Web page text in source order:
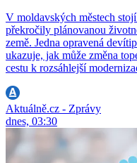
V moldavských městech
překročily plánovanou
země. Jedna opravená
ukazuje, jak může změna
cestu k rozsáhlejší
Aktuálně.cz - Zprávy
dnes, 03:30